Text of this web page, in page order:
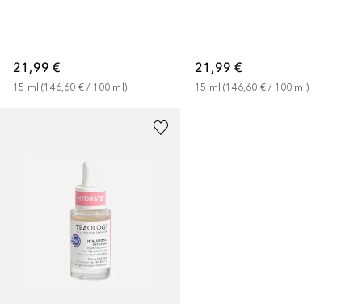
21,99 €
15 ml (146,60 € / 100 ml )
21,99 €
15 ml (146,60 € / 100 ml )